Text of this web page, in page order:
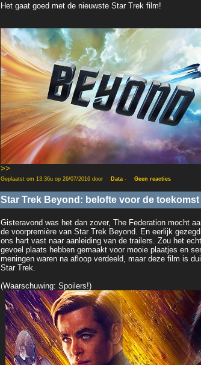
Het gaat goed met de nieuwste Star Trek film!
>>
Geplaatst om 13:36u op 26/07/2016 door Data - Geen reacties
Star Trek Beyond: belofte voor de toekomst
Gisteravond was het dan zover, The Federation mocht
de voorpremière van Star Trek Beyond. En eerlijk
ons hart vast naar aanleiding van de trailers. Zou het
gevoel plaats hebben gemaakt voor mooie plaatjes en
meningen waren na afloop verdeeld, maar deze film is
Star Trek.
(Waarschuwing: Spoilers!)